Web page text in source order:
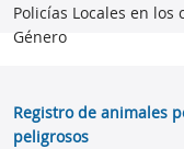
Policías Locales en los
Género
Registro de animales
peligrosos